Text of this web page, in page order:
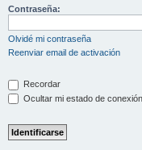
Contraseña:
Olvidé mi contraseña
Reenviar email de activación
Recordar
Ocultar mi estado de